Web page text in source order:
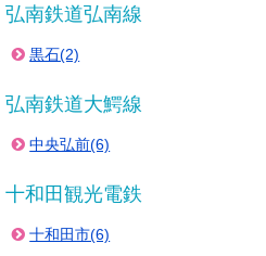
弘南鉄道弘南線
黒石(2)
弘南鉄道大鰐線
中央弘前(6)
十和田観光電鉄
十和田市(6)